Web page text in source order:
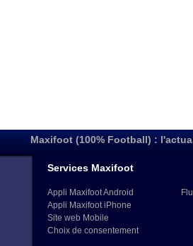
Maxifoot (100% Football) :
Services Maxifoot
Appli Maxifoot Android
Appli Maxifoot iPhone
Site web Mobile
Choix de consentement